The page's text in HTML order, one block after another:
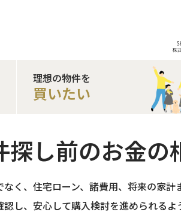
理想の物件を
買いたい
探し前のお金の
く、住宅ローン、諸費用、将来の家
し、安心して購入検討を進められるよ